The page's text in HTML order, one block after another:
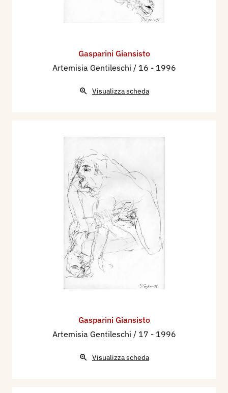
Gasparini Giansisto
Artemisia Gentileschi / 16 - 1996
Visualizza scheda
Gasparini Giansisto
Artemisia Gentileschi / 17 - 1996
Visualizza scheda